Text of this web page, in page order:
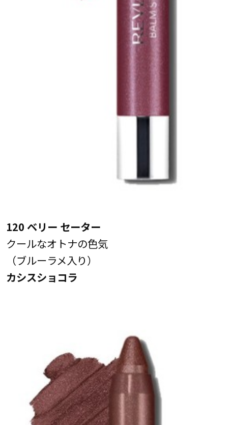
120 ベリー セーター
クールなオトナの色気
（ブルーラメ入り）
カシスショコラ